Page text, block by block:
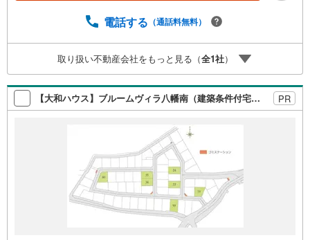
OK/ご自宅・最寄り駅まで送迎無料/オンライン相談OK「見
が難しいと言われた方、転職後で審査にご不安の方もご相
談ください■ご見学についてご見学のご予約は前日までにい
ただければ調整しやすく、当日でも空きがあればご案内で
きます。お子様連れでもどうぞ。現地でご覧いただきたい
点や、周辺の様子についてもその場でご説明いたします
電話する （通話料無料）
取り扱い不動産会社をもっと見る（全1社）
【大和ハウス】ブルームヴィラ八幡南（建築条件付宅地分譲） PR